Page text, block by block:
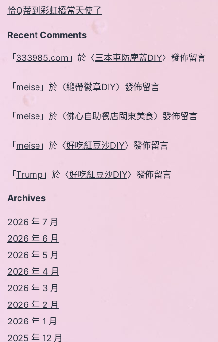
恰Q蒂到彩虹橋當天使了
Recent Comments
「 333985.com 」於〈三本車防塵蓋DIY〉發佈留言
「 meise 」於〈緞帶徽章DIY〉發佈留言
「 meise 」於〈佛心自助餐店閩東美食〉發佈留言
「 meise 」於〈好吃紅豆沙DIY〉發佈留言
「 Trump 」於〈好吃紅豆沙DIY〉發佈留言
Archives
2026 年 7 月
2026 年 6 月
2026 年 5 月
2026 年 4 月
2026 年 3 月
2026 年 2 月
2026 年 1 月
2025 年 12 月